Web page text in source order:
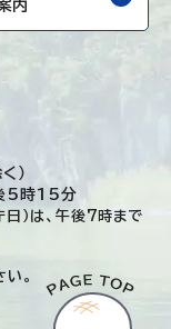
内
）
5時15分
）は、午後7時まで
。